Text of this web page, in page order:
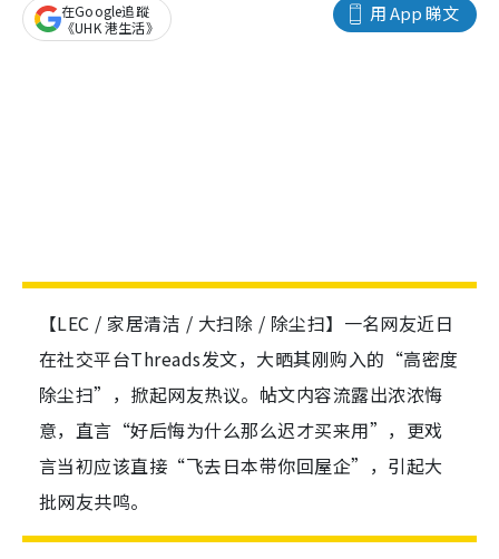
用 App 睇文
在Google追蹤
《UHK 港生活》
【LEC / 家居清洁 / 大扫除 / 除尘扫】一名网友近日
在社交平台Threads发文，大晒其刚购入的“高密度
除尘扫”，掀起网友热议。帖文内容流露出浓浓悔
意，直言“好后悔为什么那么迟才买来用”，更戏
言当初应该直接“飞去日本带你回屋企”，引起大
批网友共鸣。